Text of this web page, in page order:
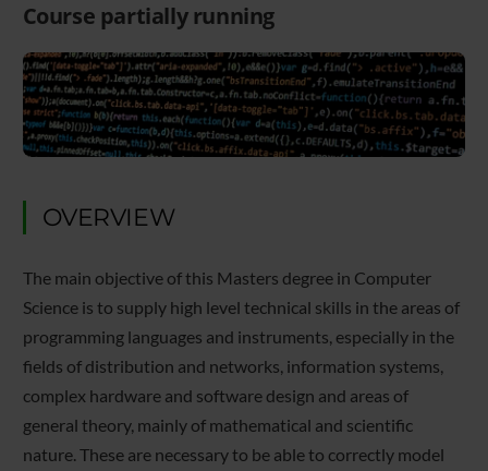
Course partially running
OVERVIEW
The main objective of this Masters degree in Computer
Science is to supply high level technical skills in the areas of
programming languages and instruments, especially in the
fields of distribution and networks, information systems,
complex hardware and software design and areas of
general theory, mainly of mathematical and scientific
nature. These are necessary to be able to correctly model